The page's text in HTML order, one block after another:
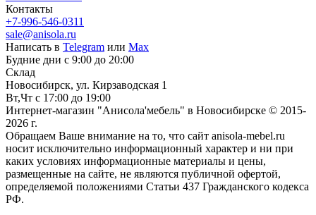
Контакты
+7-996-546-0311
sale@anisola.ru
Написать в Telegram или Max
Будние дни с 9:00 до 20:00
Склад
Новосибирск, ул. Кирзаводская 1
Вт,Чт с 17:00 до 19:00
Интернет-магазин "Анисола'мебель" в Новосибирске © 2015-
2026 г.
Обращаем Ваше внимание на то, что сайт anisola-mebel.ru
носит исключительно информационный характер и ни при
каких условиях информационные материалы и цены,
размещенные на сайте, не являются публичной офертой,
определяемой положениями Статьи 437 Гражданского кодекса
РФ.